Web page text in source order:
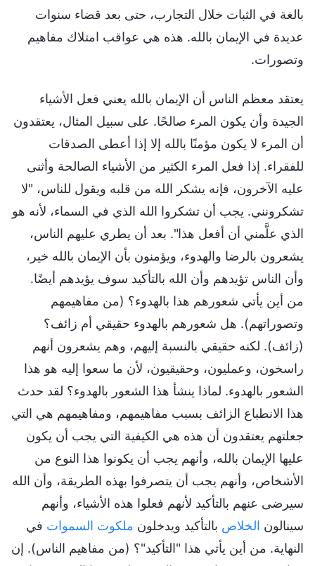
بالغة في الثبات خلال التجارب، حتى بعد قضاء سنوات
عديدة في الإيمان بالله. هذه هي عواقب امتلاك مفاهيم
وتصورات.
يعتقد معظم الناس أن الإيمان بالله يعني فعل الأشياء
الجيدة وأن يكون المرء صالحًا. على سبيل المثال، يعتقدون
أن المرء لا يكون مؤمنًا بالله إلا إذا أعطى الصدقات
للفقراء. إذا فعل المرء الكثير من الأشياء الصالحة وأثنى
عليه الآخرون، فإنه يشكر الله من قلبه ويقول للناس، "لا
تشكرونني. يجب أن تشكروا الله الذي في السماء، لأنه هو
الذي علَّمني أن أفعل هذا". بعد أن يطري عليهم الناس،
يشعرون بالرضا والهدوء، ويؤمنون بأن الإيمان بالله خير،
وأن الناس تؤيدهم وأن الله بالتأكيد سوف يؤيدهم أيضًا.
من أين يأتي شعورهم هذا بالهدوء؟ (من مفاهيمهم
وتصوراتهم). هل شعورهم بالهدوء حقيقي أم زائف؟
(زائف). لكنه حقيقي بالنسبة إليهم، وهم يشعرون أنهم
راسخون، وعمليون، وحقيقيون، لأن ما سعوا إليه هو هذا
الشعور بالهدوء. لماذا ينشأ هذا الشعور بالهدوء؟ لقد حدث
هذا الانطباع الزائف بسبب مفاهيمهم، ومفاهيمهم هي التي
جعلتهم يعتقدون أن هذه هي الكيفية التي يجب أن يكون
عليها الإيمان بالله، وأنهم يجب أن يكونوا هذا النوع من
الأشخاص، وأنهم يجب أن يتصرفوا بهذه الطريقة، وأن الله
سيرضى عنهم بالتأكيد لأنهم فعلوا هذه الأشياء، وأنهم
سينالون الخلاص بالتأكيد ويدخلون ملكوت السموات في
النهاية. من أين يأتي هذا "التأكيد"؟ (من مفاهيم الناس). إن